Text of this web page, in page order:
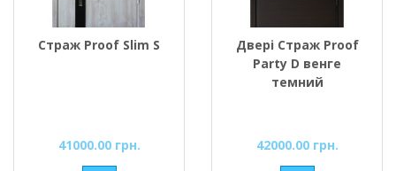
Страж Proof Slim S
41000.00 грн.
Двері Страж Proof
Party D венге
темний
42000.00 грн.